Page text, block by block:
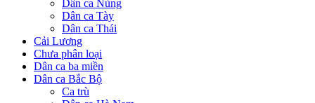
Dân ca Nùng
Dân ca Tày
Dân ca Thái
Cải Lương
Chưa phân loại
Dân ca ba miền
Dân ca Bắc Bộ
Ca trù